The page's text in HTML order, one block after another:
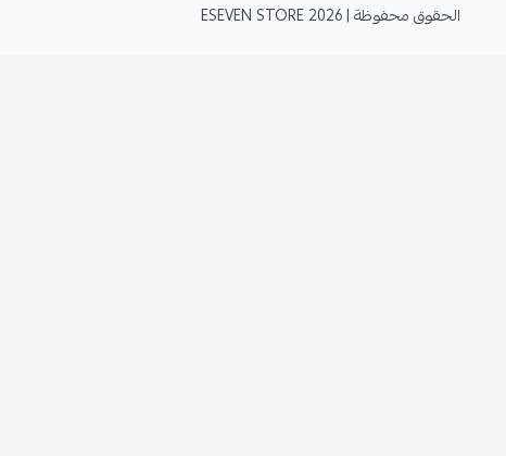
الحقوق محفوظة | 2026 ESEVEN STORE